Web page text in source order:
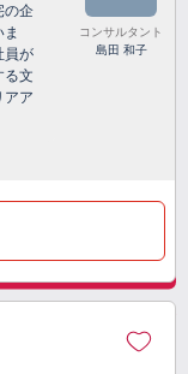
の企
員が
る文
アア
コンサルタント
島田 和子